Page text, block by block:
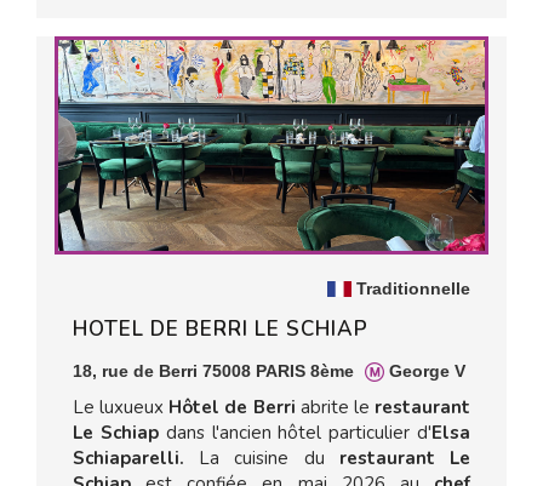
Traditionnelle
HOTEL DE BERRI LE SCHIAP
18, rue de Berri 75008 PARIS 8ème George V
Le luxueux Hôtel de Berri abrite le restaurant
Le Schiap dans l'ancien hôtel particulier d'Elsa
Schiaparelli. La cuisine du restaurant Le